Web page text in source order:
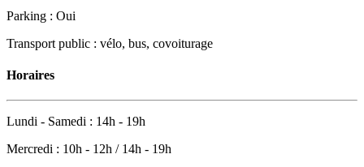
Parking : Oui
Transport public : vélo, bus, covoiturage
Horaires
Lundi - Samedi : 14h - 19h
Mercredi : 10h - 12h / 14h - 19h